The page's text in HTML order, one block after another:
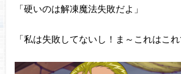
「硬いのは解凍魔法失敗だよ」
「私は失敗してないし！ま～これはこれ